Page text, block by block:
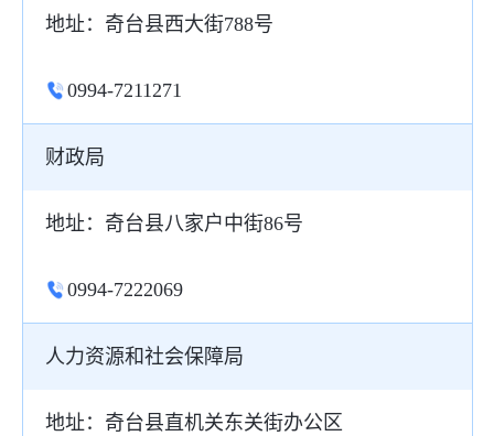
地址：奇台县西大街788号
0994-7211271
财政局
地址：奇台县八家户中街86号
0994-7222069
人力资源和社会保障局
地址：奇台县直机关东关街办公区